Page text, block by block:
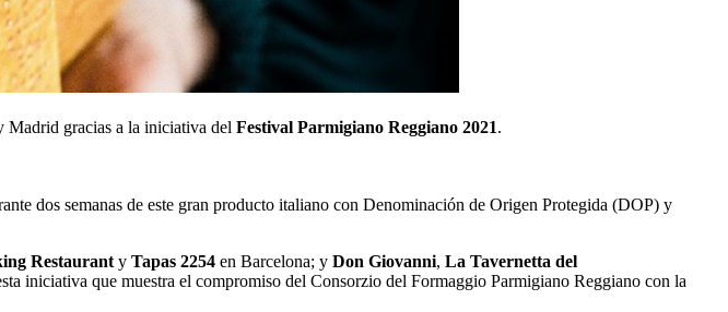
Madrid gracias a la iniciativa del Festival Parmigiano Reggiano 2021.
dos semanas de este gran producto italiano con Denominación de Origen Protegida (DOP) y
Restaurant y Tapas 2254 en Barcelona; y Don Giovanni, La Tavernetta del
iniciativa que muestra el compromiso del Consorzio del Formaggio Parmigiano Reggiano con la